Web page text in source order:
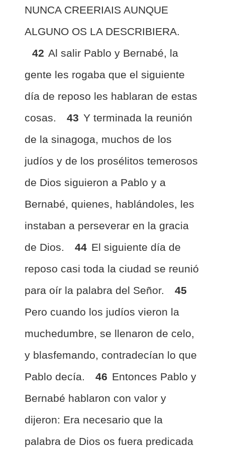
NUNCA CREERIAIS AUNQUE
ALGUNO OS LA DESCRIBIERA.
42 Al salir Pablo y Bernabé, la
gente les rogaba que el siguiente
día de reposo les hablaran de estas
cosas.
43 Y terminada la reunión
de la sinagoga, muchos de los
judíos y de los prosélitos temerosos
de Dios siguieron a Pablo y a
Bernabé, quienes, hablándoles, les
instaban a perseverar en la gracia
de Dios.
44 El siguiente día de
reposo casi toda la ciudad se reunió
para oír la palabra del Señor.
45
Pero cuando los judíos vieron la
muchedumbre, se llenaron de celo,
y blasfemando, contradecían lo que
Pablo decía.
46 Entonces Pablo y
Bernabé hablaron con valor y
dijeron: Era necesario que la
palabra de Dios os fuera predicada